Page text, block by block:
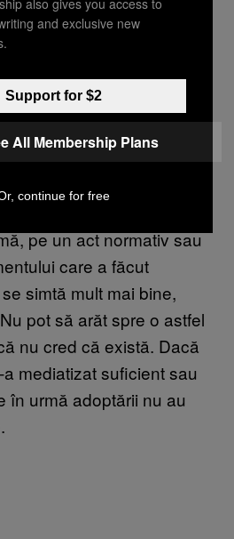
e în sufletul lor
din mandatul trecut au
interesul tinerilor?
că s-au îngrijit mai
Nu pot să pun
pe un act normativ sau
care a făcut
simtă mult mai bine,
pot să arăt spre o astfel
nu cred că există. Dacă
mediatizat suficient sau
în urmă adoptării nu au
and exclusive new
Support for $2
All Membership Plans
continue for free